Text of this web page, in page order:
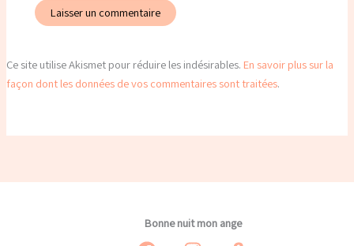
Ce site utilise Akismet pour réduire les indésirables. En savoir plus sur la
façon dont les données de vos commentaires sont traitées.
Bonne nuit mon ange